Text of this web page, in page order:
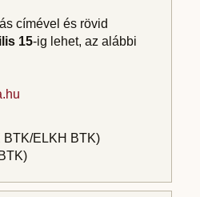
címével és rövid
15-ig lehet, az alábbi
BTK/ELKH BTK)